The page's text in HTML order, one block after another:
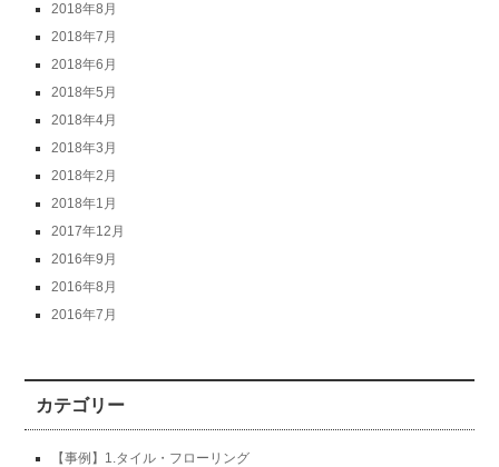
2018年8月
2018年7月
2018年6月
2018年5月
2018年4月
2018年3月
2018年2月
2018年1月
2017年12月
2016年9月
2016年8月
2016年7月
カテゴリー
【事例】1.タイル・フローリング